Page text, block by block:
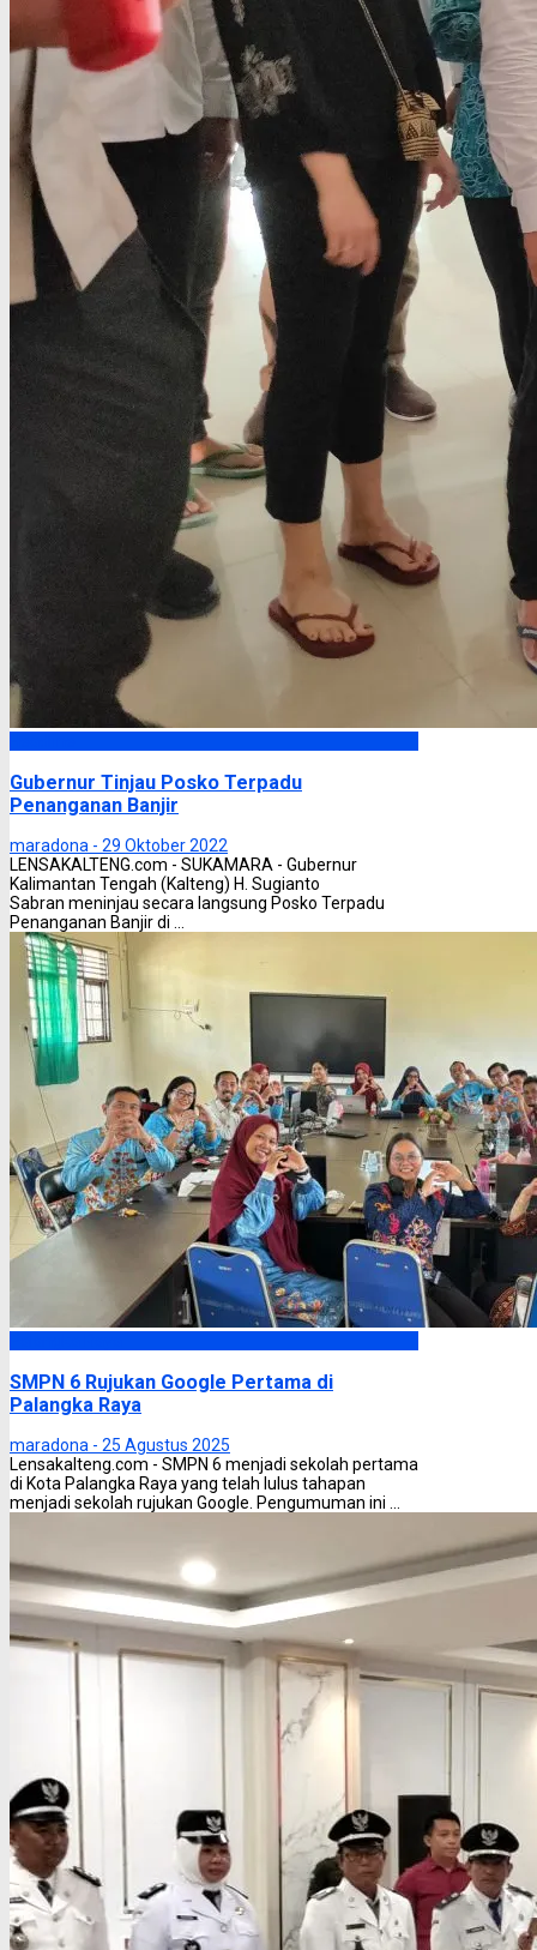
Gubernur Tinjau Posko Terpadu
Penanganan Banjir
maradona - 29 Oktober 2022
LENSAKALTENG.com - SUKAMARA - Gubernur
Kalimantan Tengah (Kalteng) H. Sugianto
Sabran meninjau secara langsung Posko Terpadu
Penanganan Banjir di ...
SMPN 6 Rujukan Google Pertama di
Palangka Raya
maradona - 25 Agustus 2025
Lensakalteng.com - SMPN 6 menjadi sekolah pertama
di Kota Palangka Raya yang telah lulus tahapan
menjadi sekolah rujukan Google. Pengumuman ini ...